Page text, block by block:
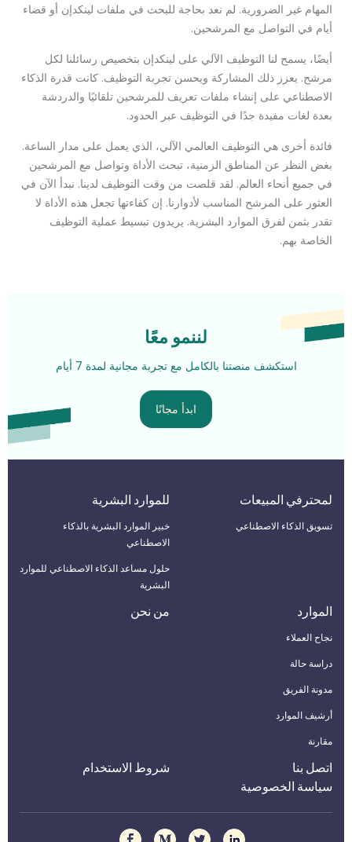
المهام غير الضرورية. لم نعد بحاجة للبحث في ملفات لينكدإن أو قضاء
أيام في التواصل مع المرشحين.
أيضًا، يسمح لنا التوظيف الآلي على لينكدإن بتخصيص رسائلنا لكل
مرشح. يعزز ذلك المشاركة ويحسن تجربة التوظيف. كانت قدرة الذكاء
الاصطناعي على إنشاء ملفات تعريف للمرشحين تلقائيًا والدردشة
بعدة لغات مفيدة جدًا في التوظيف عبر الحدود.
فائدة أخرى هي التوظيف العالمي الآلي، الذي يعمل على مدار الساعة.
بغض النظر عن المناطق الزمنية، تبحث الأداة وتواصل مع المرشحين
في جميع أنحاء العالم. لقد قلصت من وقت التوظيف لدينا. نبدأ الآن في
العثور على المرشح المناسب لأدوارنا. إن كفاءتها تجعل هذه الأداة لا
تقدر بثمن لفرق الموارد البشرية. يريدون تبسيط عملية التوظيف
الخاصة بهم.
لننمو معًا
استكشف منصتنا بالكامل مع تجربة مجانية لمدة 7 أيام
ابدأ مجانًا
لمحترفي المبيعات
تسويق الذكاء الاصطناعي
للموارد البشرية
خبير الموارد البشرية بالذكاء
الاصطناعي
حلول مساعد الذكاء الاصطناعي للموارد
البشرية
الموارد
نجاح العملاء
دراسة حالة
مدونة الفريق
أرشيف الموارد
مقارنة
من نحن
اتصل بنا
شروط الاستخدام
سياسة الخصوصية